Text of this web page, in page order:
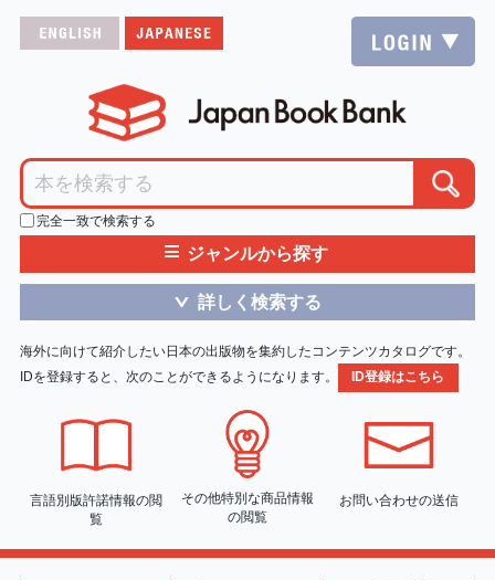
完全一致で検索する
≡ ジャンルから探す
＞ 詳しく検索する
海外に向けて紹介したい日本の出版物を集約したコンテンツカタログです。
IDを登録すると、次のことができるようになります。
ID登録はこちら
言語別版許諾情報の閲
覧
その他特別な商品情報
の閲覧
お問い合わせの送信